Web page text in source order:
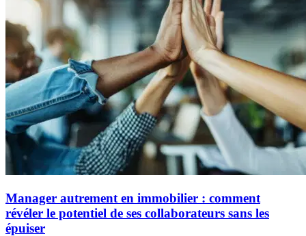
Manager autrement en immobilier : comment
révéler le potentiel de ses collaborateurs sans les
épuiser